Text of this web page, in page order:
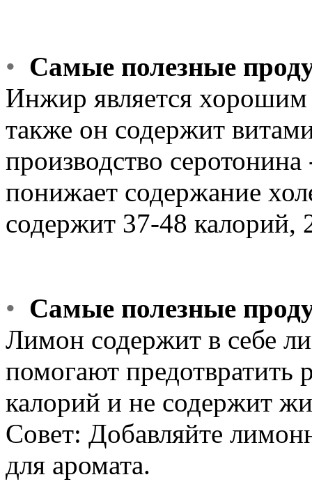
• Самые полезные
Инжир является хорошим
также он содержит
производство
понижает содержание
содержит 37-48 калорий,
• Самые полезные
Лимон содержит в себе
помогают предотвратить
калорий и не содержит
Совет: Добавляйте
для аромата.